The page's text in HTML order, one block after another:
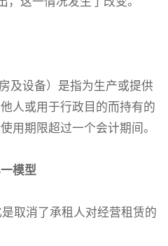
及设备）是指为生产或提供
人或用于行政目的而持有的
用期限超过一个会计期间。
模型
取消了承租人对经营租赁的